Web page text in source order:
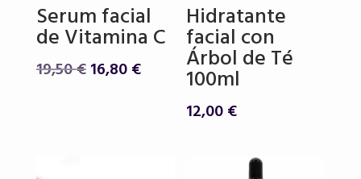
Serum facial
de Vitamina C
19,50€El
16,80€El
Hidratante
facial con
Árbol de Té
100ml
12,00€